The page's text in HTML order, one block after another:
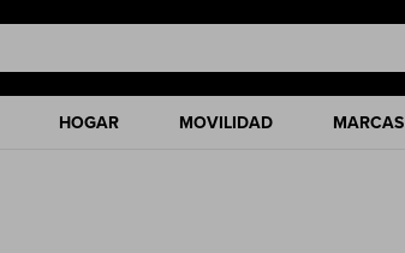
HOGAR MOVILIDAD MARCAS